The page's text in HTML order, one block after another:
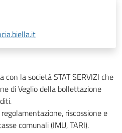
la società STAT SERVIZI che
di Veglio della bollettazione
riscossione e
comunali (IMU, TARI).